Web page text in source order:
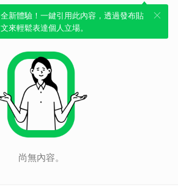
全新體驗！一鍵引用此內容，透過發布貼
文來輕鬆表達個人立場。
尚無內容。